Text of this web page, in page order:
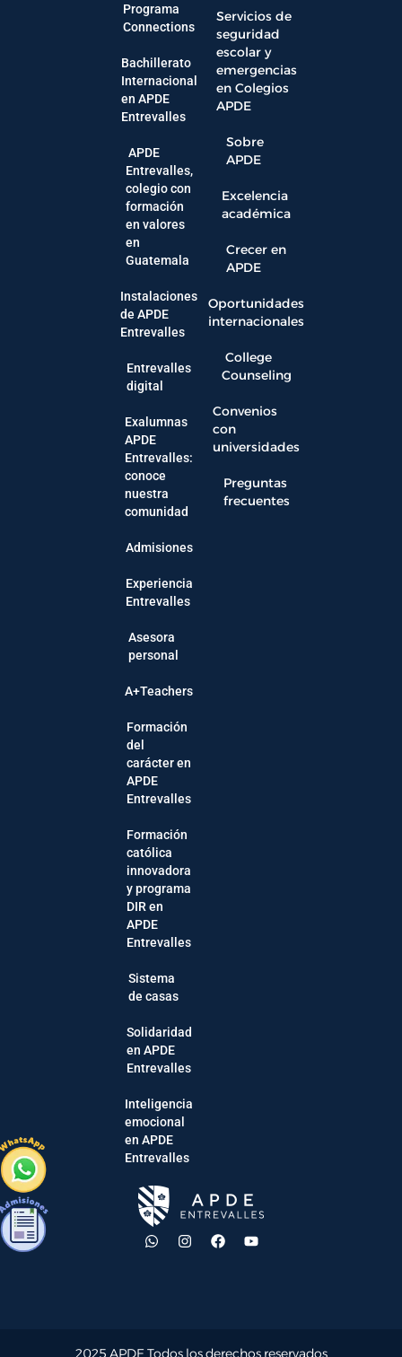
Programa
Connections
Bachillerato
Internacional
en APDE
Entrevalles
APDE
Entrevalles,
colegio con
formación
en valores
en
Guatemala
Instalaciones
de APDE
Entrevalles
Entrevalles
digital
Exalumnas
APDE
Entrevalles:
conoce
nuestra
comunidad
Admisiones
Experiencia
Entrevalles
Asesora
personal
A+Teachers
Formación
del
carácter en
APDE
Entrevalles
Formación
católica
innovadora
y programa
DIR en
APDE
Entrevalles
Sistema
de casas
Solidaridad
en APDE
Entrevalles
Inteligencia
emocional
en APDE
Entrevalles
Servicios de
seguridad
escolar y
emergencias
en Colegios
APDE
Sobre
APDE
Excelencia
académica
Crecer en
APDE
Oportunidades
internacionales
College
Counseling
Convenios
con
universidades
Preguntas
frecuentes
2025 APDE Todos los derechos reservados